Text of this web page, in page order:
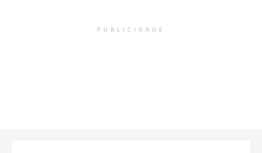
PUBLICIDADE